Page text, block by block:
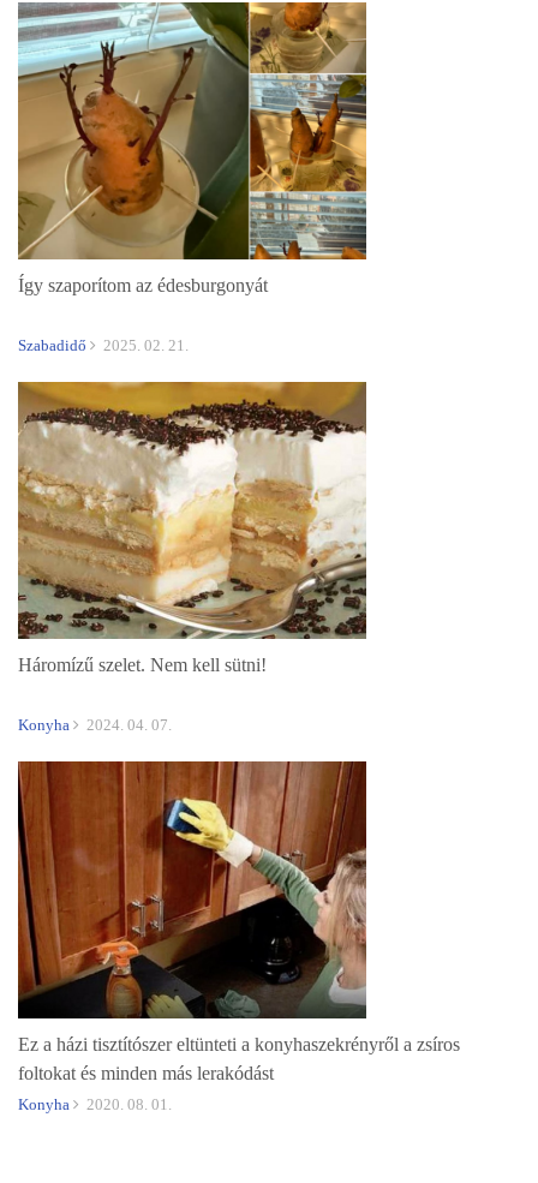
Így szaporítom az édesburgonyát
Szabadidő 2025. 02. 21.
Háromízű szelet. Nem kell sütni!
Konyha 2024. 04. 07.
Ez a házi tisztítószer eltünteti a konyhaszekrényről a zsíros
foltokat és minden más lerakódást
Konyha 2020. 08. 01.